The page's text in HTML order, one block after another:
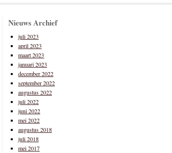
Nieuws Archief
juli 2023
april 2023
maart 2023
januari 2023
december 2022
september 2022
augustus 2022
juli 2022
juni 2022
mei 2022
augustus 2018
juli 2018
mei 2017